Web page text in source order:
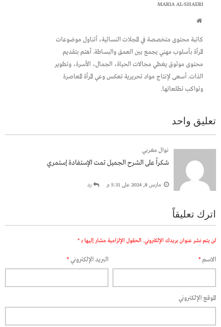
MARIA AL-SHAERI
كاتبة محتوى متخصصة في المجلات النسائية، أتناول موضوعات
المرأة بأسلوب مهني يجمع بين العمق والبساطة. أهتم بتقديم
محتوى موثوق يغطي مجالات الحياة، الجمال، الأسرة، وتطوير
الذات. أسعى لإنتاج مواد تحريرية تعكس وعي المرأة المعاصرة
وتواكب تطلعاتها.
تعليق واحد
نوال مغربي
شكراً على الشرح الجميل تمت الإستفادة إستمري
مارس 8, 2024 على 5:31 م رد
اترك تعليقاً
لن يتم نشر عنوان بريدك الإلكتروني. الحقول الإلزامية مشار إليها بـ *
الاسم* البريد الإلكتروني*
الموقع الإلكتروني